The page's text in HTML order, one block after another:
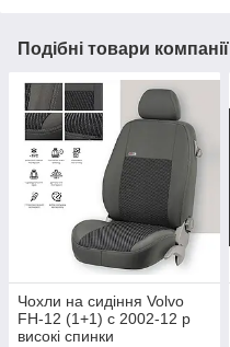
Подібні товари компанії
Чохли на сидіння Volvo
FH-12 (1+1) c 2002-12 р
високі спинки